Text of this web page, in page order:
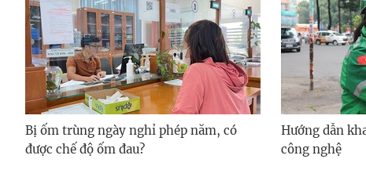
Bị ốm trùng ngày nghỉ phép năm, có
được chế độ ốm đau?
Hướng dẫn
công nghệ